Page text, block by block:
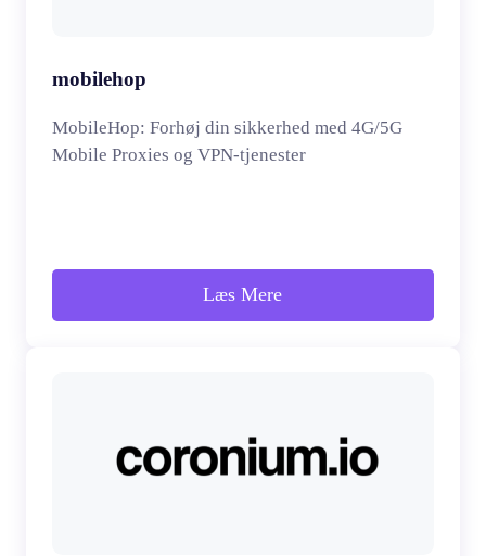
mobilehop
MobileHop: Forhøj din sikkerhed med 4G/5G
Mobile Proxies og VPN-tjenester
Læs Mere